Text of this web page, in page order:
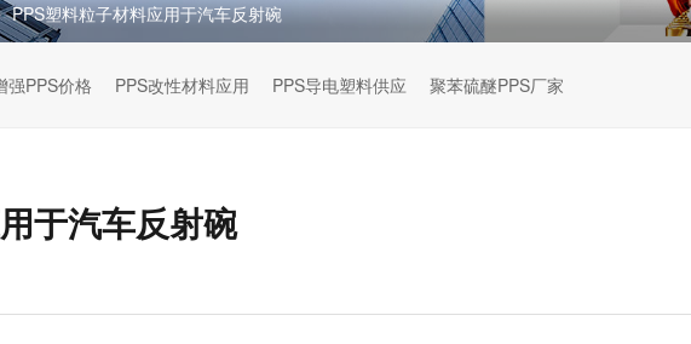
PPS塑料粒子材料应用于汽车反射碗
强PPS价格 PPS改性材料应用 PPS导电塑料供应 聚苯硫醚PPS厂家
于汽车反射碗